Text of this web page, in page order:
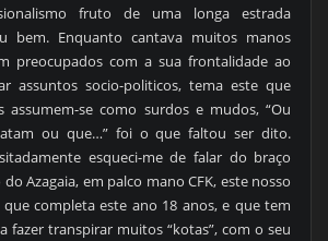
fruto de uma longa estrada
bem. Enquanto cantava muitos manos
preocupados com a sua frontalidade ao
assuntos socio-politicos, tema este que
assumem-se como surdos e mudos, “Ou
ou que…” foi o que faltou ser dito.
esqueci-me de falar do braço
Azagaia, em palco mano CFK, este nosso
completa este ano 18 anos, e que tem
fazer transpirar muitos “kotas”, com o seu